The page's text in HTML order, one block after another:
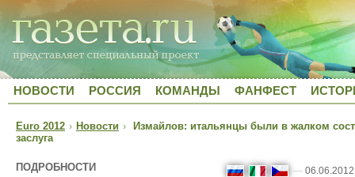
НОВОСТИ РОССИЯ КОМАНДЫ ФАНФЕСТ
Euro 2012 › Новости › Измайлов: итальянцы были в жалком
заслуга
ПОДРОБНОСТИ —